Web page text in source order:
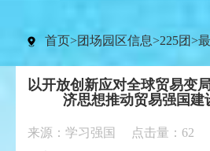
首页>团场园区信息>225团>
以开放创新应对全球贸易
济思想推动贸易强国建
来源：学习强国 点击量： 62